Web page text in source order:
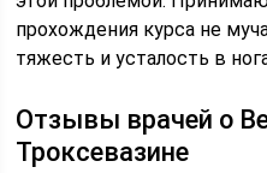
прохождения курса не
тяжесть и усталость в
Отзывы врачей о
Троксевазине